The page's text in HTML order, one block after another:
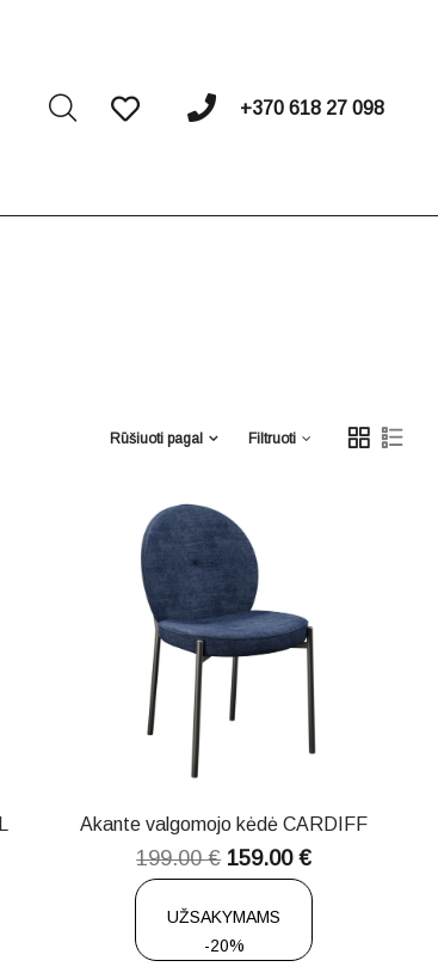
+370 618 27 098
Filtruoti
Rūšiuoti pagal
Akante valgomojo kėdė CARDIFF
199.00€ 159.00€
UŽSAKYMAMS
-20%